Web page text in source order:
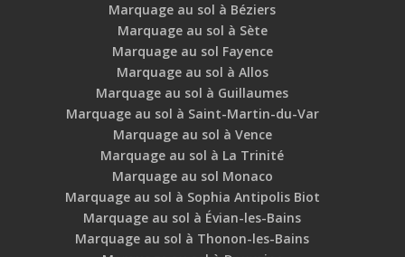
Marquage au sol à Béziers
Marquage au sol à Sète
Marquage au sol Fayence
Marquage au sol à Allos
Marquage au sol à Guillaumes
Marquage au sol à Saint-Martin-du-Var
Marquage au sol à Vence
Marquage au sol à La Trinité
Marquage au sol Monaco
Marquage au sol à Sophia Antipolis Biot
Marquage au sol à Évian-les-Bains
Marquage au sol à Thonon-les-Bains